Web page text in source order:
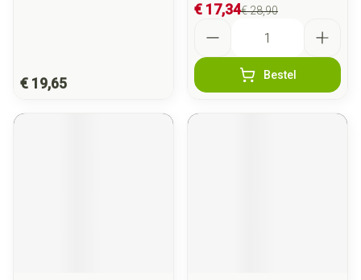
€ 19,65
€ 28,90
€ 17,34
Bestel